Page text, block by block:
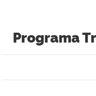
Programa